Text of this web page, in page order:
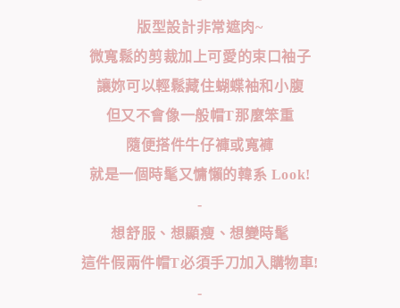
版型設計非常遮肉~
微寬鬆的剪裁加上可愛的束口袖子
讓妳可以輕鬆藏住蝴蝶袖和小腹
但又不會像一般帽T那麼笨重
隨便搭件牛仔褲或寬褲
就是一個時髦又慵懶的韓系 Look!
-
想舒服、想顯瘦、想變時髦
這件假兩件帽T必須手刀加入購物車!
-